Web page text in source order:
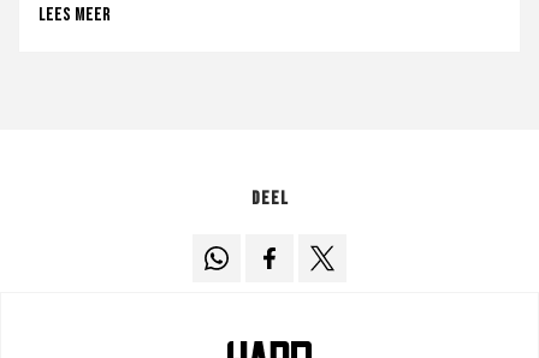
Lees meer
Deel